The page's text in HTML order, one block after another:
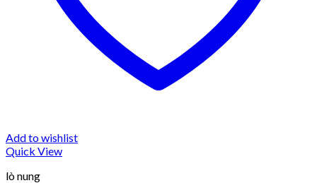
Add to wishlist
Quick View
lò nung